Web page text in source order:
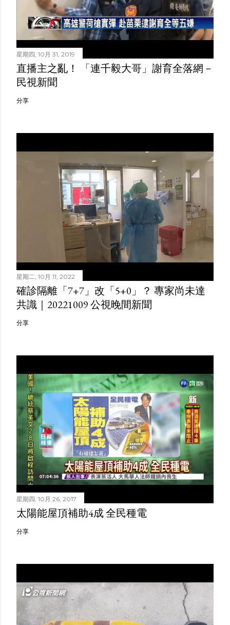
星期四, 10月 31, 2019
直播主之亂！ 「連千毅大哥」謝育全落網－
民視新聞
分享
星期二, 10月 11, 2022
確診隔離「7+7」改「5+0」？ 專家尚未達
共識｜20221009 公視晚間新聞
分享
星期四, 10月 26, 2017
太陽能屋頂補助4成 全民種電
分享